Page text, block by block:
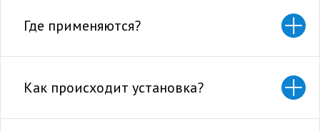
Где применяются?
Как происходит установка?